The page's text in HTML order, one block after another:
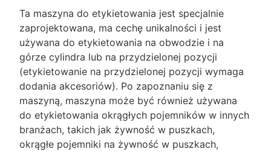
Ta maszyna do etykietowania jest specjalnie
zaprojektowana, ma cechę unikalności i jest
używana do etykietowania na obwodzie i na
górze cylindra lub na przydzielonej pozycji
(etykietowanie na przydzielonej pozycji wymaga
dodania akcesoriów). Po zapoznaniu się z
maszyną, maszyna może być również używana
do etykietowania okrągłych pojemników w innych
branżach, takich jak żywność w puszkach,
okrągłe pojemniki na żywność w puszkach,